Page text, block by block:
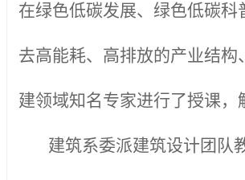
在绿色低碳发展、绿色低碳
去高能耗、高排放的产业结
建领域知名专家进行了授课，
建筑系委派建筑设计团队